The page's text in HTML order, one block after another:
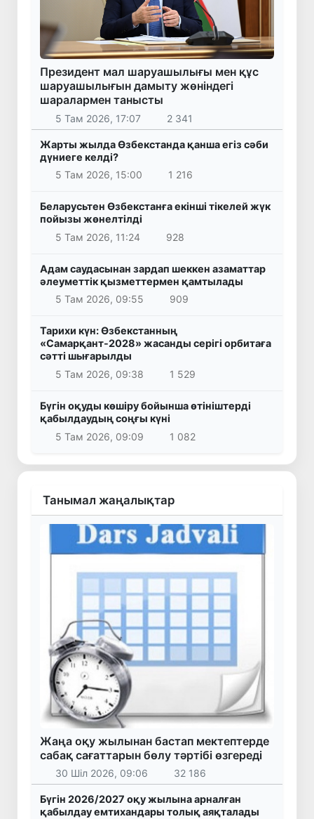
Президент мал шаруашылығы мен құс
шаруашылығын дамыту жөніндегі
шаралармен танысты
5 Там 2026, 17:07 2 341
Жарты жылда Өзбекстанда қанша егіз сәби
дүниеге келді?
5 Там 2026, 15:00
1 216
Беларусьтен Өзбекстанға екінші тікелей жүк
пойызы жөнелтілді
5 Там 2026, 11:24
928
Адам саудасынан зардап шеккен азаматтар
әлеуметтік қызметтермен қамтылады
5 Там 2026, 09:55
909
Тарихи күн: Өзбекстанның
«Самарқант-2028» жасанды серігі орбитаға
сәтті шығарылды
5 Там 2026, 09:38
1 529
Бүгін оқуды көшіру бойынша өтініштерді
қабылдаудың соңғы күні
5 Там 2026, 09:09
1 082
Танымал жаңалықтар
Жаңа оқу жылынан бастап мектептерде
сабақ сағаттарын бөлу тәртібі өзгереді
30 Шіл 2026, 09:06 32 186
Бүгін 2026/2027 оқу жылына арналған
қабылдау емтихандары толық аяқталады